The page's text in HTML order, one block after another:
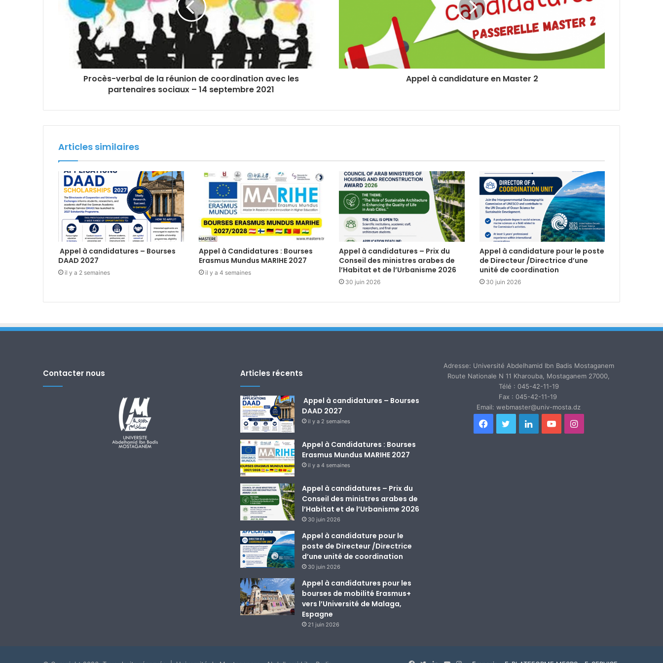
Procès-verbal de la réunion de coordination avec les
partenaires sociaux – 14 septembre 2021
Appel à candidature en Master 2
Articles similaires
Appel à candidatures – Bourses
DAAD 2027
il y a 2 semaines
Appel à Candidatures : Bourses
Erasmus Mundus MARIHE 2027
il y a 4 semaines
Appel à candidatures – Prix du
Conseil des ministres arabes de
l’Habitat et de l’Urbanisme 2026
30 juin 2026
Appel à candidature pour le poste
de Directeur /Directrice d’une
unité de coordination
30 juin 2026
Contacter nous Articles récents
Appel à candidatures – Bourses
DAAD 2027
il y a 2 semaines
Appel à Candidatures : Bourses
Erasmus Mundus MARIHE 2027
il y a 4 semaines
Appel à candidatures – Prix du
Conseil des ministres arabes de
l’Habitat et de l’Urbanisme 2026
30 juin 2026
Appel à candidature pour le
poste de Directeur /Directrice
d’une unité de coordination
30 juin 2026
Appel à candidatures pour les
bourses de mobilité Erasmus+
vers l’Université de Malaga,
Espagne
21 juin 2026
Adresse: Université Abdelhamid Ibn Badis Mostaganem
Route Nationale N 11 Kharouba, Mostaganem 27000,
Télé : 045-42-11-19
Fax : 045-42-11-19
Email: webmaster@univ-mosta.dz
Facebook
TwitterLinkedinYouTubeInstagram